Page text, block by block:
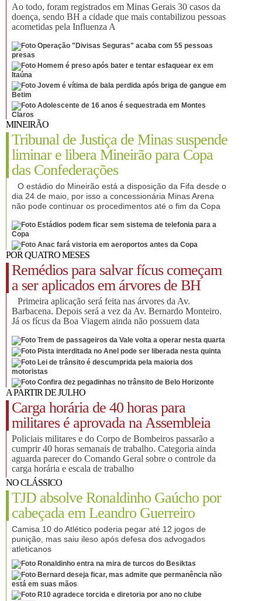
Ao todo, foram registrados em Minas Gerais 30 casos da
doença, sendo BH a cidade que mais contabilizou pessoas
acometidas pela Influenza A
Operação "Divisas Seguras" acaba com 55 pessoas
presas
Homem é preso após bater e tentar esfaquear ex em
Itaúna
Jovem é vítima de bala perdida após briga de gangue em
Betim
Adolescente de 16 anos é sequestrada em Montes
Claros
MINEIRÃO
Tribunal de Justiça de Minas suspende
liminar e libera Mineirão para Copa
das Confederações
O estádio do Mineirão está a disposição da Fifa desde o
dia 24 de maio, por isso a concessionária Minas Arena
não pode continuar os procedimentos até o fim da Copa
Estádios podem ficar sem sistema de telefonia para a
Copa
Anac fará vistoria em aeroportos antes da Copa
POR QUATRO MESES
Remédios para salvar fícus começam
a ser aplicados em árvores de BH
Primeira aplicação será feita nas árvores da Av.
Barbacena. Depois será a vez da Av. Bernardo Monteiro.
Já os fícus da Boa Viagem ainda não possuem data
Trem de passageiros da Vale volta a operar nesta quarta
Pista interditada no Anel pode ser liberada nesta quinta
Lei de trânsito é descumprida pela maioria dos
motoristas
Confira dez pegadinhas no trânsito de Belo Horizonte
A PARTIR DE JULHO
Carga horária de 40 horas para
militares é aprovada na Assembleia
Policiais militares e do Corpo de Bombeiros passarão a
cumprir 40 horas semanais de trabalho. Categoria ainda
aguarda parecer do Comando Geral sobre o controle da
carga horária e escala de trabalho
NO CLÁSSICO
TJD absolve Ronaldinho Gaúcho por
cabeçada em Leandro Guerreiro
Camisa 10 do Atlético poderia pegar até 12 jogos de
punição, mas saiu ileso após defesa dos advogados
atleticanos
Ronaldinho entra na mira de turcos do Besiktas
Bernard deseja ficar, mas admite que permanência não
está em suas mãos
R10 agradece torcida e diretoria por ano no clube